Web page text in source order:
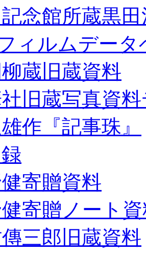
念館所蔵黒
ィルムデータ
蔵旧蔵資料
旧蔵写真資
作『記事珠』
寄贈資料
寄贈ノート
三郎旧蔵資料